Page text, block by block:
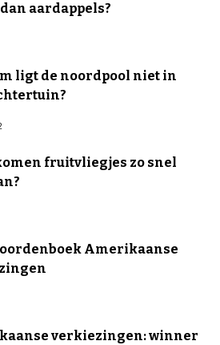
aardappels?
ligt de noordpool niet in
fruitvliegjes zo snel
Amerikaanse
verkiezingen: winner